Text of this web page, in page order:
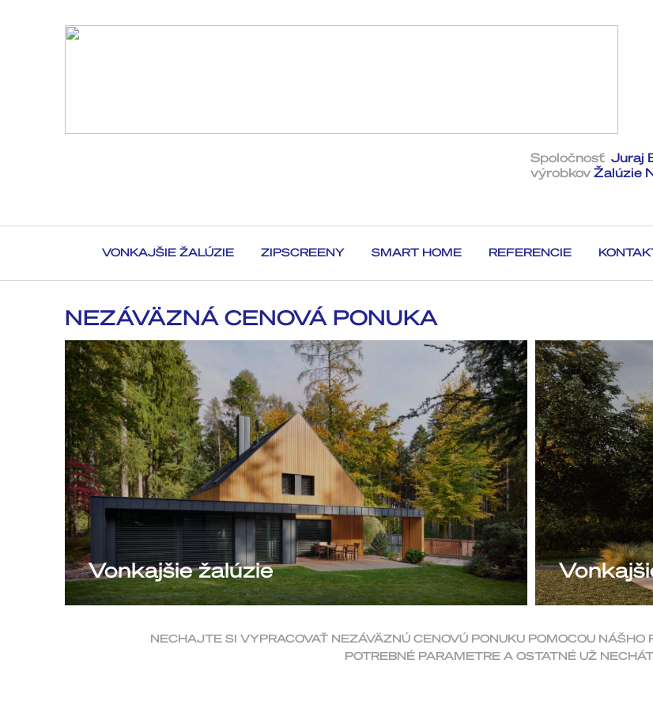
Spoločnosť Juraj
výrobkovŽ​alúzie
VONKAJŠIE ŽALÚZIE ZIPSCREENY SMART HOME REFERENCIE
NEZÁVÄZNÁ CENOVÁ PONUKA
Vonkajšie žalúzie
NECHAJTE SI VYPRACOVAŤ NEZÁVÄZNÚ CENOVÚ PONUKU POMOCOU
POTREBNÉ PARAMETRE A OSTATNÉ UŽ